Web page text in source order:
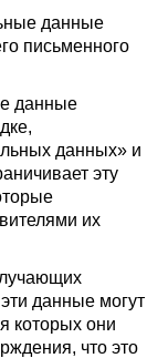
данные
письменного
данные
данных» и
эту
их
данные могут
которых они
что это